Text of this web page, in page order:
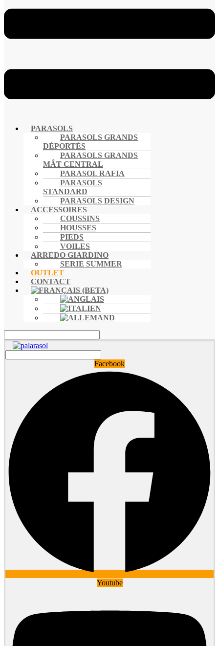
PARASOLS
PARASOLS GRANDS
DÉPORTÉS
PARASOLS GRANDS
MÂT CENTRAL
PARASOL RAFIA
PARASOLS
STANDARD
PARASOLS DESIGN
ACCESSOIRES
COUSSINS
HOUSSES
PIEDS
VOILES
ARREDO GIARDINO
SERIE SUMMER
OUTLET
CONTACT
Facebook
Youtube